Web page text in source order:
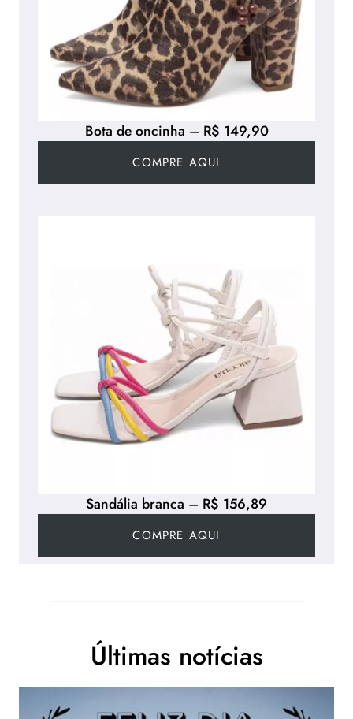
Sandália branca – R$ 156,89
COMPRE AQUI
Bota de oncinha – R$ 149,90
COMPRE AQUI
Últimas notícias